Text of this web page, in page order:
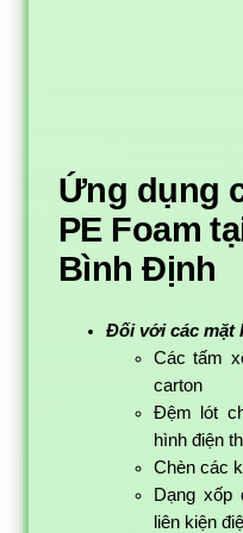
Ứng dụng
PE Foam
Bình Định
Đối với các mặt
Các tấm
carton
Đệm lót
hình điện
Chèn các
Dạng xốp
liên kiện